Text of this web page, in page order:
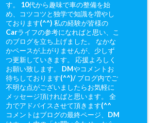
す。 10代から趣味で車の整備を始
め、コツコツと独学で知識を増やし
ております(^^) 私の経験が皆様の
Carライフの参考になればと思い、こ
のブログを立ち上げました。 なかな
かペースが上がりませんが、少しず
つ更新していきます。 応援よろしく
お願い致します。 DMやコメントお
待ちしております(^^)/ ブログ内でご
不明な点がございましたらお気軽に
メッセージ頂ければと思います。 全
力でアドバイスさせて頂きます(^^ゞ
コメントはブログの最終ページ、DM